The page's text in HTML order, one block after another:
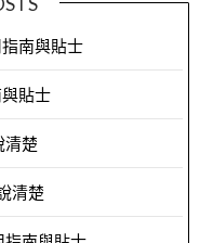
南與貼士
貼士
清楚
清楚